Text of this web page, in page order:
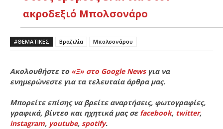
ακροδεξιό Μπολσονάρο
#ΘΕΜΑΤΙΚΈΣ Βραζιλία Μπολσονάρου
Ακολουθήστε το «Ξ» στο Google Newsγια να
ενημερώνεστε για τα τελευταία άρθρα μας.
Μπορείτε επίσης να βρείτε αναρτήσεις, φωτογραφίες,
γραφικά, βίντεο και ηχητικά μας σε facebook, twitter,
instagram, youtube, spotify.